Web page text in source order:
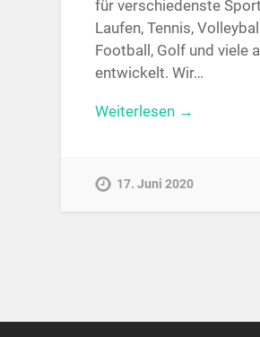
für verschiedenste
Laufen, Tennis,
Football, Golf und viele
entwickelt. Wir…
Weiterlesen →
17. Juni 2020